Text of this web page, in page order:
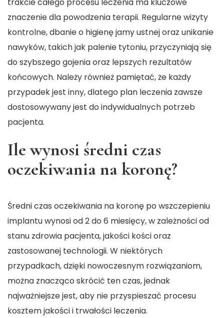
trakcie całego procesu leczenia ma kluczowe
znaczenie dla powodzenia terapii. Regularne wizyty
kontrolne, dbanie o higienę jamy ustnej oraz unikanie
nawyków, takich jak palenie tytoniu, przyczyniają się
do szybszego gojenia oraz lepszych rezultatów
końcowych. Należy również pamiętać, że każdy
przypadek jest inny, dlatego plan leczenia zawsze
dostosowywany jest do indywidualnych potrzeb
pacjenta.
Ile wynosi średni czas
oczekiwania na koronę?
Średni czas oczekiwania na koronę po wszczepieniu
implantu wynosi od 2 do 6 miesięcy, w zależności od
stanu zdrowia pacjenta, jakości kości oraz
zastosowanej technologii. W niektórych
przypadkach, dzięki nowoczesnym rozwiązaniom,
można znacząco skrócić ten czas, jednak
najważniejsze jest, aby nie przyspieszać procesu
kosztem jakości i trwałości leczenia.